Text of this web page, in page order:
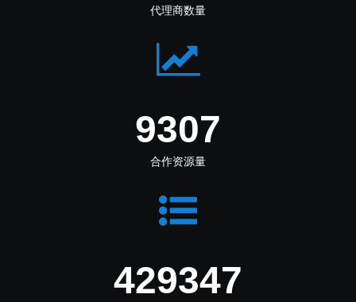
代理商数量
10739
合作资源量
498042